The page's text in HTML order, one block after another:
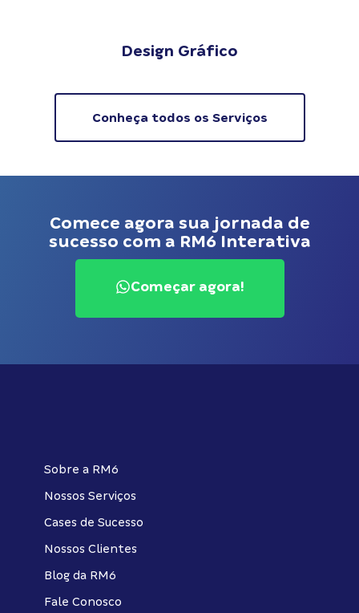
Design Gráfico
Conheça todos os Serviços
Comece agora sua jornada de
sucesso com a RM6 Interativa
Começar agora!
Sobre a RM6
Nossos Serviços
Cases de Sucesso
Nossos Clientes
Blog da RM6
Fale Conosco